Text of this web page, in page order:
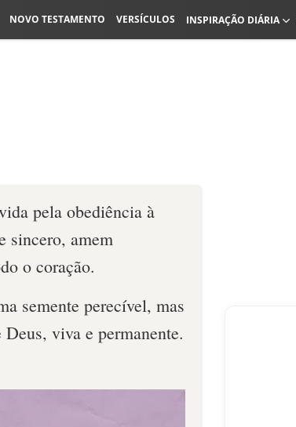
NOVO TESTAMENTO VERSÍCULOS INSPIRAÇÃO DIÁRIA
pela obediência à
sincero, amem
o coração.
semente perecível, mas
viva e permanente.